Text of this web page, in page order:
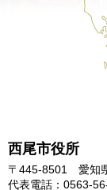
西尾市役所
〒445-8501 愛知
代表電話：0563-